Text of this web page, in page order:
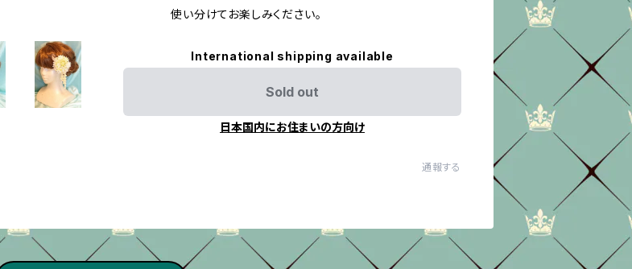
使い分けてお楽しみください。
International shipping available
Sold out
日本国内にお住まいの方向け
通報する